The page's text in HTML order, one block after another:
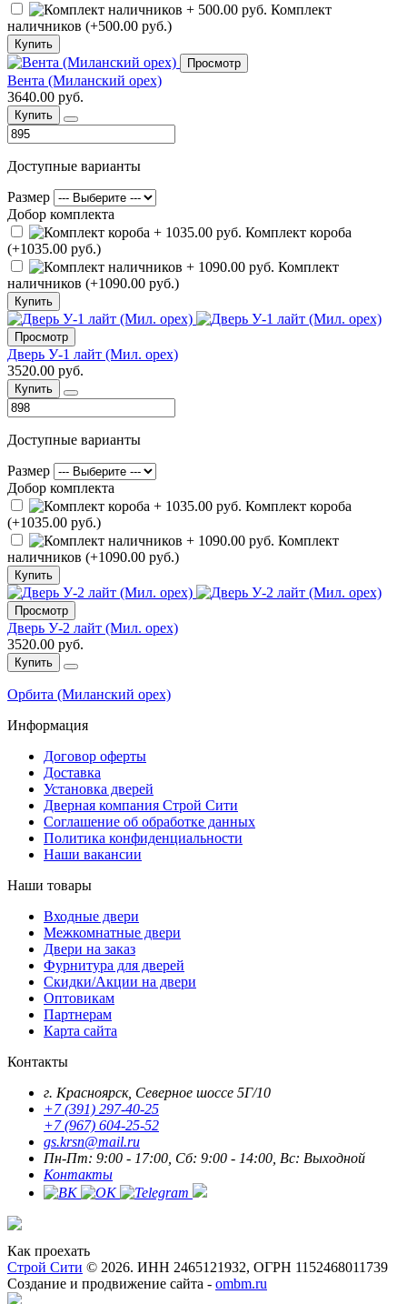
Комплект
наличников (+500.00 руб.)
Купить
Просмотр
Вента (Миланский орех)
3640.00 руб.
Купить
Доступные варианты
Размер
Добор комплекта
Комплект короба
(+1035.00 руб.)
Комплект
наличников (+1090.00 руб.)
Купить
Просмотр
Дверь У-1 лайт (Мил. орех)
3520.00 руб.
Купить
Доступные варианты
Размер
Добор комплекта
Комплект короба
(+1035.00 руб.)
Комплект
наличников (+1090.00 руб.)
Купить
Просмотр
Дверь У-2 лайт (Мил. орех)
3520.00 руб.
Купить
Орбита (Миланский орех)
Информация
Договор оферты
Доставка
Установка дверей
Дверная компания Строй Сити
Соглашение об обработке данных
Политика конфиденциальности
Наши вакансии
Наши товары
Входные двери
Межкомнатные двери
Двери на заказ
Фурнитура для дверей
Скидки/Акции на двери
Оптовикам
Партнерам
Карта сайта
Контакты
г. Красноярск, Северное шоссе 5Г/10
+7 (391) 297-40-25
+7 (967) 604-25-52
gs.krsn@mail.ru
Пн-Пт: 9:00 - 17:00, Сб: 9:00 - 14:00, Вс: Выходной
Контакты
Как проехать
Строй Сити © 2026. ИНН 2465121932, ОГРН 1152468011739
Создание и продвижение сайта - ombm.ru